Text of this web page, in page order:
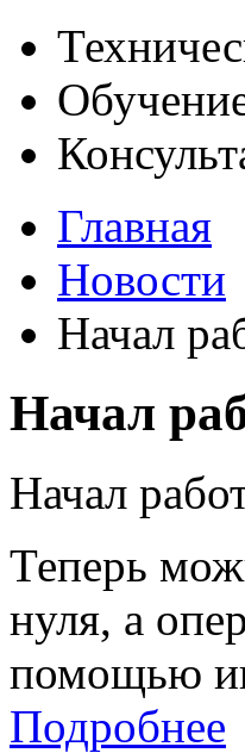
Главная
Новости
Начал
Начал
Начал
Теперь
нуля, а
помощью
Подробнее